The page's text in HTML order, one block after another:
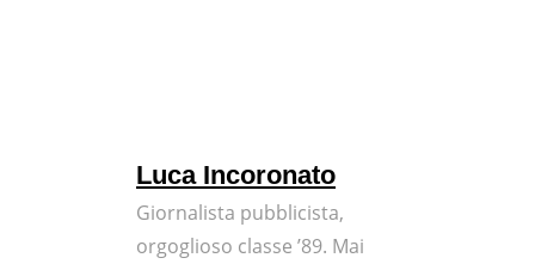
Luca Incoronato
Giornalista pubblicista,
orgoglioso classe ’89. Mai